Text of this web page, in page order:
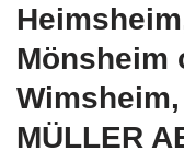
Mönsheim
MÜLLER